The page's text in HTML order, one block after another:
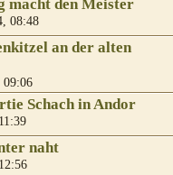
macht den Meister
08:48
an der alten
09:06
Schach in Andor
naht